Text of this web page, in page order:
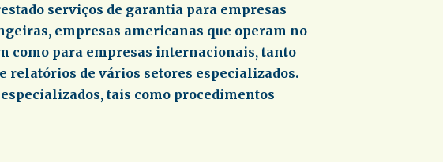
serviços de garantia para empresas
empresas americanas que operam no
como para empresas internacionais, tanto
relatórios de vários setores especializados.
tais como procedimentos